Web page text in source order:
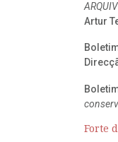
Artur
Forte